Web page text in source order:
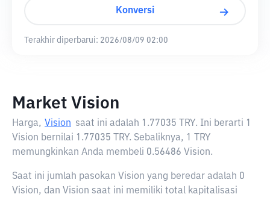
Konversi
Terakhir diperbarui: 2026/08/09 02:00
Market Vision
Harga, Vision saat ini adalah 1.77035 TRY. Ini berarti 1
Vision bernilai 1.77035 TRY. Sebaliknya, 1 TRY
memungkinkan Anda membeli 0.56486 Vision.
Saat ini jumlah pasokan Vision yang beredar adalah 0
Vision, dan Vision saat ini memiliki total kapitalisasi